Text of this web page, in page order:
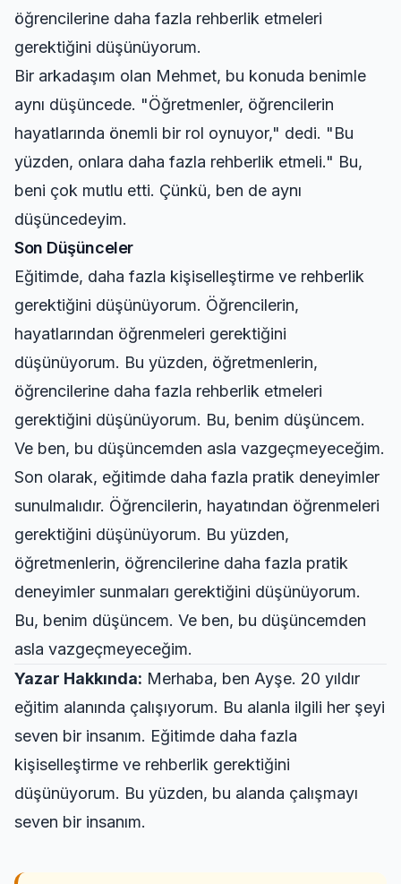
öğrencilerine daha fazla rehberlik etmeleri
gerektiğini düşünüyorum.
Bir arkadaşım olan Mehmet, bu konuda benimle
aynı düşüncede. "Öğretmenler, öğrencilerin
hayatlarında önemli bir rol oynuyor," dedi. "Bu
yüzden, onlara daha fazla rehberlik etmeli." Bu,
beni çok mutlu etti. Çünkü, ben de aynı
düşüncedeyim.
Son Düşünceler
Eğitimde, daha fazla kişiselleştirme ve rehberlik
gerektiğini düşünüyorum. Öğrencilerin,
hayatlarından öğrenmeleri gerektiğini
düşünüyorum. Bu yüzden, öğretmenlerin,
öğrencilerine daha fazla rehberlik etmeleri
gerektiğini düşünüyorum. Bu, benim düşüncem.
Ve ben, bu düşüncemden asla vazgeçmeyeceğim.
Son olarak, eğitimde daha fazla pratik deneyimler
sunulmalıdır. Öğrencilerin, hayatından öğrenmeleri
gerektiğini düşünüyorum. Bu yüzden,
öğretmenlerin, öğrencilerine daha fazla pratik
deneyimler sunmaları gerektiğini düşünüyorum.
Bu, benim düşüncem. Ve ben, bu düşüncemden
asla vazgeçmeyeceğim.
Yazar Hakkında: Merhaba, ben Ayşe. 20 yıldır
eğitim alanında çalışıyorum. Bu alanla ilgili her şeyi
seven bir insanım. Eğitimde daha fazla
kişiselleştirme ve rehberlik gerektiğini
düşünüyorum. Bu yüzden, bu alanda çalışmayı
seven bir insanım.